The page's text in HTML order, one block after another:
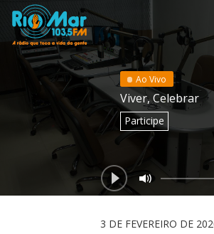
Ao Vivo
Viver, Celebrar
Participe
3 DE FEVEREIRO DE